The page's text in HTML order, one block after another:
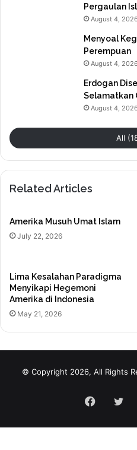
Pergaulan
August 4, 2026
Menyoal
Perempuan
August 4, 2026
Erdogan
Selamatkan
August 4, 2026
All
Related Articles
Amerika Musuh Umat Islam
July 22, 2026
Lima Kesalahan Paradigma
Menyikapi Hegemoni
Amerika di Indonesia
May 21, 2026
© Copyright 2026, All Rights